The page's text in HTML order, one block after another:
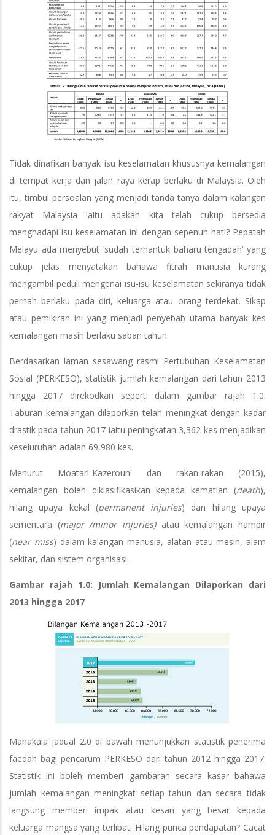
Tidak dinafikan banyak isu keselamatan khususnya kemalangan
di tempat kerja dan jalan raya kerap berlaku di Malaysia. Oleh
itu, timbul persoalan yang menjadi tanda tanya dalam kalangan
rakyat Malaysia iaitu adakah kita telah cukup bersedia
menghadapi isu keselamatan ini dengan sepenuh hati? Pepatah
Melayu ada menyebut ‘sudah terhantuk baharu tengadah’ yang
cukup jelas menyatakan bahawa fitrah manusia kurang
mengambil peduli mengenai isu-isu keselamatan sekiranya tidak
pernah berlaku pada diri, keluarga atau orang terdekat. Sikap
atau pemikiran ini yang menjadi penyebab utama banyak kes
kemalangan masih berlaku saban tahun.
Berdasarkan laman sesawang rasmi Pertubuhan Keselamatan
Sosial (PERKESO), statistik jumlah kemalangan dari tahun 2013
hingga 2017 direkodkan seperti dalam gambar rajah 1.0.
Taburan kemalangan dilaporkan telah meningkat dengan kadar
drastik pada tahun 2017 iaitu peningkatan 3,362 kes menjadikan
keseluruhan adalah 69,980 kes.
Menurut Moatari-Kazerouni dan rakan-rakan (2015),
kemalangan boleh diklasifikasikan kepada kematian (death),
hilang upaya kekal (permanent injuries) dan hilang upaya
sementara (major /minor injuries)atau kemalangan hampir
(near miss) dalam kalangan manusia, alatan atau mesin, alam
sekitar, dan sistem organisasi.
Gambar rajah 1.0: Jumlah Kemalangan Dilaporkan dari
2013 hingga 2017
Manakala jadual 2.0 di bawah menunjukkan statistik penerima
faedah bagi pencarum PERKESO dari tahun 2012 hingga 2017.
Statistik ini boleh memberi gambaran secara kasar bahawa
jumlah kemalangan meningkat setiap tahun dan secara tidak
langsung memberi impak atau kesan yang besar kepada
keluarga mangsa yang terlibat. Hilang punca pendapatan? Cacat